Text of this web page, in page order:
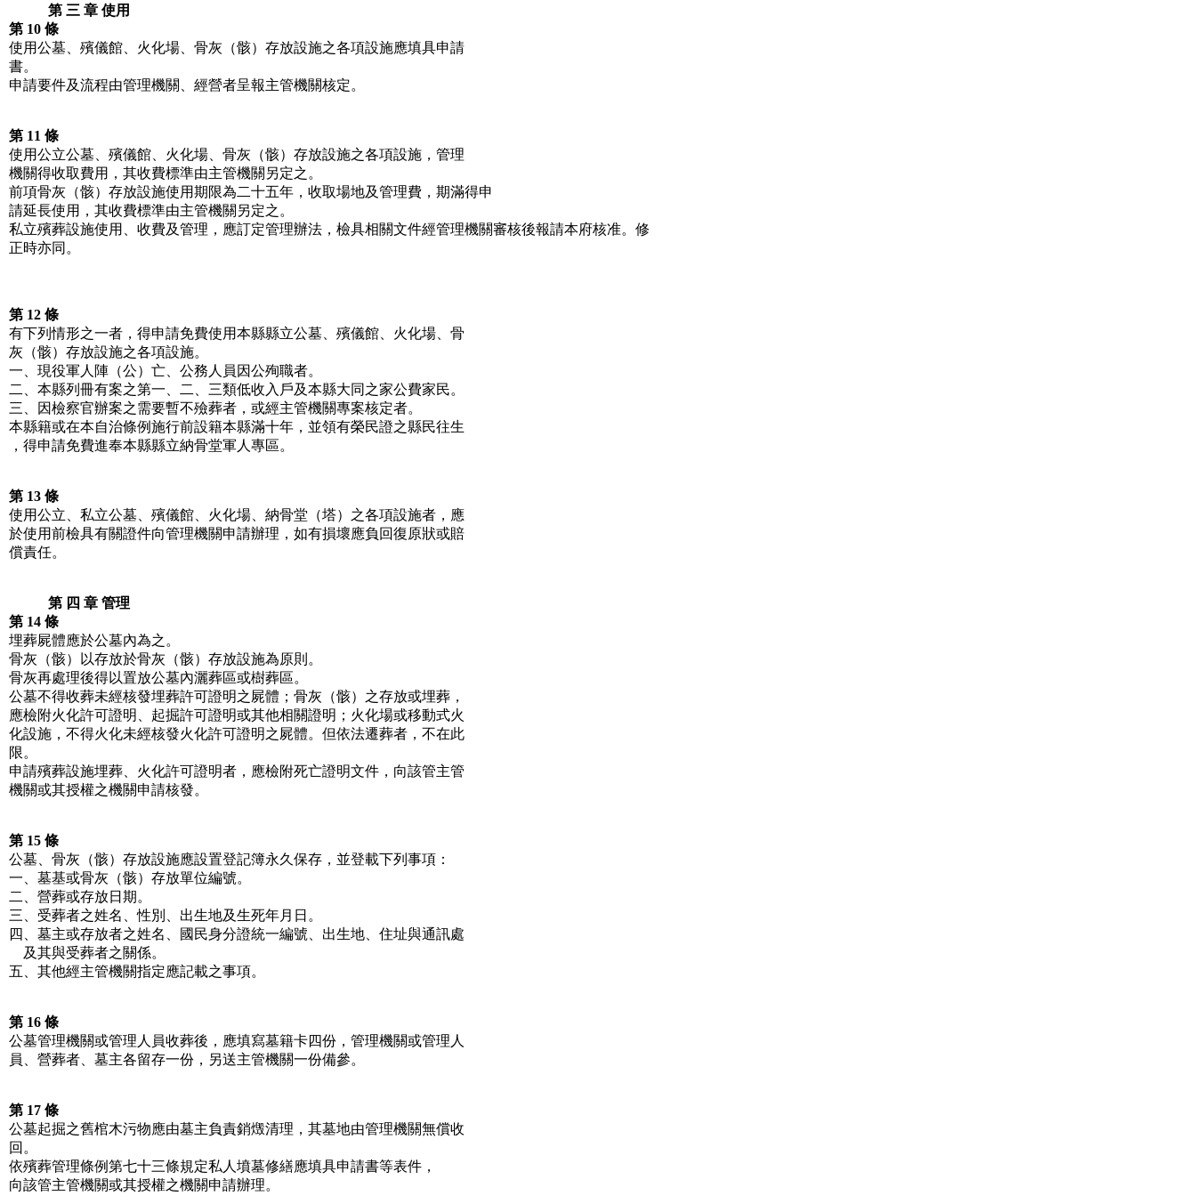
第 三 章 使用
第 10 條
使用公墓、殯儀館、火化場、骨灰（骸）存放設施之各項設施應填具申請
書。
申請要件及流程由管理機關、經營者呈報主管機關核定。
第 11 條
使用公立公墓、殯儀館、火化場、骨灰（骸）存放設施之各項設施，管理
機關得收取費用，其收費標準由主管機關另定之。
前項骨灰（骸）存放設施使用期限為二十五年，收取場地及管理費，期滿得申
請延長使用，其收費標準由主管機關另定之。
私立殯葬設施使用、收費及管理，應訂定管理辦法，檢具相關文件經管理機關審核後報請本府核准。修
正時亦同。
第 12 條
有下列情形之一者，得申請免費使用本縣縣立公墓、殯儀館、火化場、骨
灰（骸）存放設施之各項設施。
一、現役軍人陣（公）亡、公務人員因公殉職者。
二、本縣列冊有案之第一、二、三類低收入戶及本縣大同之家公費家民。
三、因檢察官辦案之需要暫不殮葬者，或經主管機關專案核定者。
本縣籍或在本自治條例施行前設籍本縣滿十年，並領有榮民證之縣民往生
，得申請免費進奉本縣縣立納骨堂軍人專區。
第 13 條
使用公立、私立公墓、殯儀館、火化場、納骨堂（塔）之各項設施者，應
於使用前檢具有關證件向管理機關申請辦理，如有損壞應負回復原狀或賠
償責任。
第 四 章 管理
第 14 條
埋葬屍體應於公墓內為之。
骨灰（骸）以存放於骨灰（骸）存放設施為原則。
骨灰再處理後得以置放公墓內灑葬區或樹葬區。
公墓不得收葬未經核發埋葬許可證明之屍體；骨灰（骸）之存放或埋葬，
應檢附火化許可證明、起掘許可證明或其他相關證明；火化場或移動式火
化設施，不得火化未經核發火化許可證明之屍體。但依法遷葬者，不在此
限。
申請殯葬設施埋葬、火化許可證明者，應檢附死亡證明文件，向該管主管
機關或其授權之機關申請核發。
第 15 條
公墓、骨灰（骸）存放設施應設置登記簿永久保存，並登載下列事項：
一、墓基或骨灰（骸）存放單位編號。
二、營葬或存放日期。
三、受葬者之姓名、性別、出生地及生死年月日。
四、墓主或存放者之姓名、國民身分證統一編號、出生地、住址與通訊處
及其與受葬者之關係。
五、其他經主管機關指定應記載之事項。
第 16 條
公墓管理機關或管理人員收葬後，應填寫墓籍卡四份，管理機關或管理人
員、營葬者、墓主各留存一份，另送主管機關一份備參。
第 17 條
公墓起掘之舊棺木污物應由墓主負責銷燬清理，其墓地由管理機關無償收
回。
依殯葬管理條例第七十三條規定私人墳墓修繕應填具申請書等表件，
向該管主管機關或其授權之機關申請辦理。